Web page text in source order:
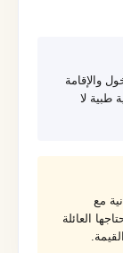
والإقامة
طبية لا
مع
العائلة